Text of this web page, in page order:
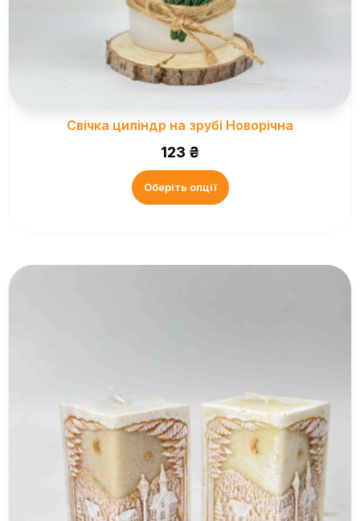
Свічка циліндр на зрубі Новорічна
123 ₴
Оберіть опції